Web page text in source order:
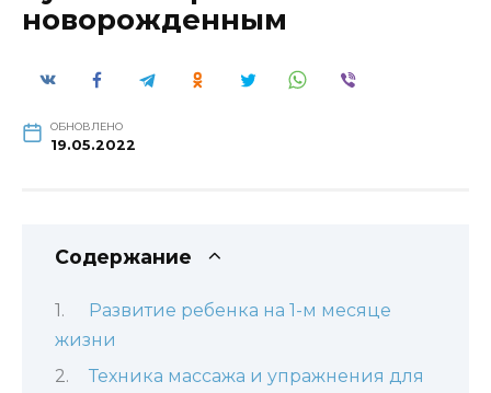
новорожденным
ОБНОВЛЕНО
19.05.2022
Содержание
Развитие ребенка на 1-м месяце
жизни
Техника массажа и упражнения для